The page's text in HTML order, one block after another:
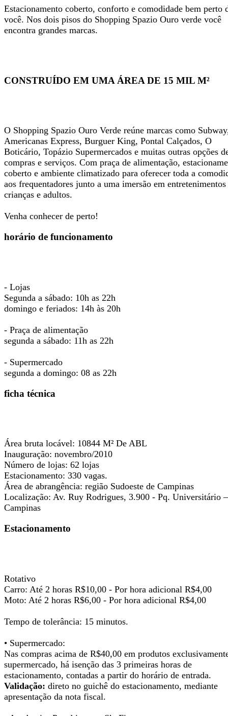
Estacionamento coberto, conforto e comodidade bem perto
você. Nos dois pisos do Shopping Spazio Ouro verde você
encontra grandes marcas.
CONSTRUÍDO EM UMA ÁREA DE 15 MIL M²
O Shopping Spazio Ouro Verde reúne marcas como
Americanas Express, Burguer King, Pontal Calçados, O
Boticário, Topázio Supermercados e muitas outras opções
compras e serviços. Com praça de alimentação,
coberto e ambiente climatizado para oferecer toda a
aos frequentadores junto a uma imersão em entretenimentos
crianças e adultos.
Venha conhecer de perto!
horário de funcionamento
- Lojas
Segunda a sábado: 10h as 22h
domingo e feriados: 14h às 20h
- Praça de alimentação
segunda a sábado: 11h as 22h
- Supermercado
segunda a domingo: 08 as 22h
ficha técnica
Área bruta locável: 10844 M² De ABL
Inauguração: novembro/2010
Número de lojas: 62 lojas
Estacionamento: 330 vagas.
Área de abrangência: região Sudoeste de Campinas
Localização: Av. Ruy Rodrigues, 3.900 - Pq. Universitário –
Campinas
Estacionamento
Rotativo
Carro: Até 2 horas R$10,00 - Por hora adicional R$4,00
Moto: Até 2 horas R$6,00 - Por hora adicional R$4,00
Tempo de tolerância: 15 minutos.
• Supermercado:
Nas compras acima de R$40,00 em produtos
supermercado, há isenção das 3 primeiras horas de
estacionamento, contadas a partir do horário de entrada.
Validação: direto no guichê do estacionamento, mediante
apresentação da nota fiscal.